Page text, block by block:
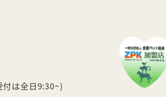
は全日9:30~)